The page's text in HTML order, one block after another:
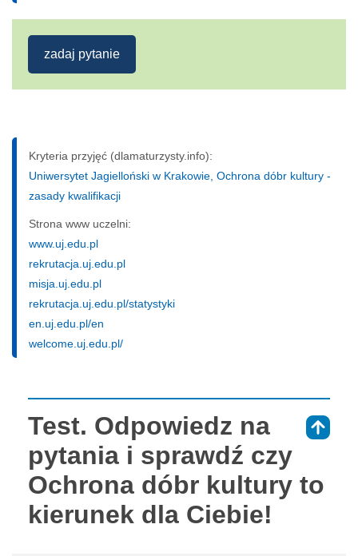
zadaj pytanie
Kryteria przyjęć (dlamaturzysty.info):
Uniwersytet Jagielloński w Krakowie, Ochrona dóbr kultury -
zasady kwalifikacji
Strona www uczelni:
www.uj.edu.pl
rekrutacja.uj.edu.pl
misja.uj.edu.pl
rekrutacja.uj.edu.pl/statystyki
en.uj.edu.pl/en
welcome.uj.edu.pl/
Test. Odpowiedz na
pytania i sprawdź czy
Ochrona dóbr kultury to
kierunek dla Ciebie!